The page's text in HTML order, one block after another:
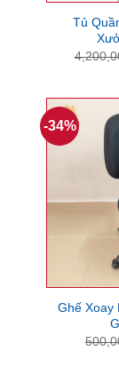
Tủ
-34%
Ghế Xoay